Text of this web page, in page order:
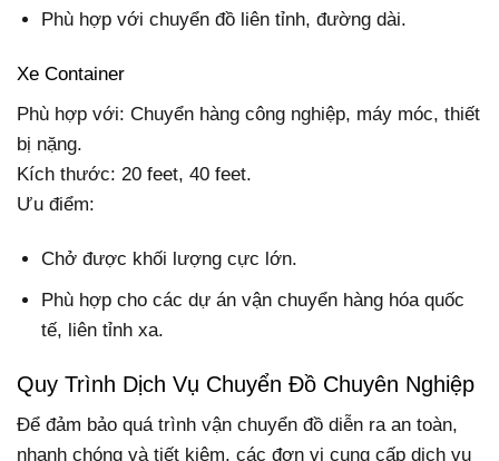
Phù hợp với chuyển đồ liên tỉnh, đường dài.
Xe Container
Phù hợp với: Chuyển hàng công nghiệp, máy móc, thiết
bị nặng.
Kích thước: 20 feet, 40 feet.
Ưu điểm:
Chở được khối lượng cực lớn.
Phù hợp cho các dự án vận chuyển hàng hóa quốc
tế, liên tỉnh xa.
Quy Trình Dịch Vụ Chuyển Đồ Chuyên Nghiệp
Để đảm bảo quá trình vận chuyển đồ diễn ra an toàn,
nhanh chóng và tiết kiệm, các đơn vị cung cấp dịch vụ